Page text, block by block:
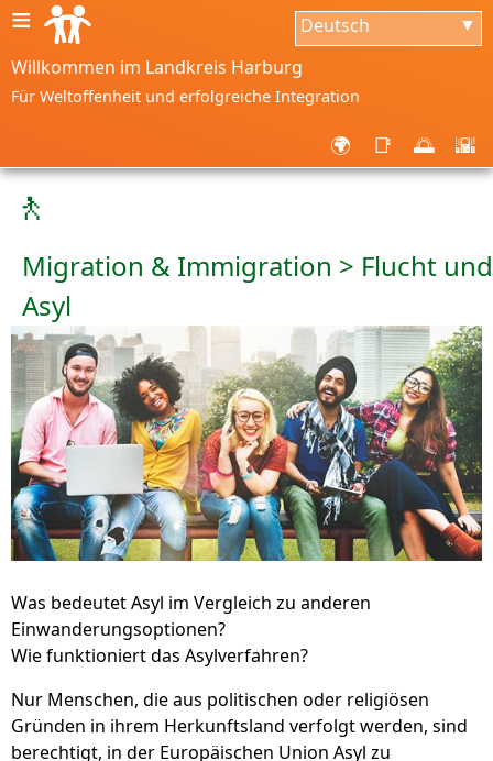
≡ Deutsch ▼
Willkommen im Landkreis Harburg
Für Weltoffenheit und erfolgreiche Integration
🌍 📑 🌅 🌇
🚶
Migration & Immigration > Flucht und
Asyl
Was bedeutet Asyl im Vergleich zu anderen
Einwanderungsoptionen?
Wie funktioniert das Asylverfahren?
Nur Menschen, die aus politischen oder religiösen
Gründen in ihrem Herkunftsland verfolgt werden, sind
berechtigt, in der Europäischen Union Asyl zu